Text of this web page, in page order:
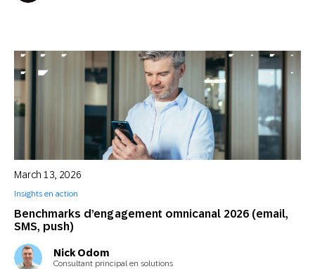
Benchmarks d’engagement omnicanal 2026 (email,
SMS, push)
March 13, 2026
Insights en action
Nick Odom
Consultant principal en solutions